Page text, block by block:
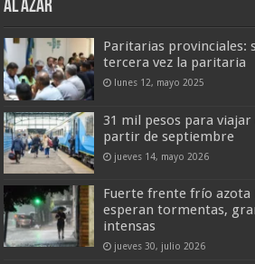
AL AZAR
Paritarias provinciales:
tercera vez la paritaria
lunes 12, mayo 2025
31 mil pesos para
partir de septiembre
jueves 14, mayo 2026
Fuerte frente frío azota
esperan tormentas,
intensas
jueves 30, julio 2026